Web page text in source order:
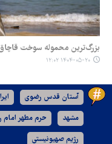
بزرگ‌ترین محموله سوخت
۱۴۰۴-۰۵-۲۰ ۱۲:۰۲
آستان قدس رضوی
مشهد حرم مطهر
رژیم صهیونیستی